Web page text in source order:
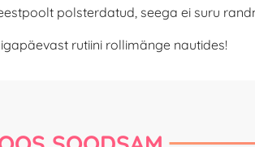
polsterdatud, seega ei suru
rutiini rollimänge nautides!